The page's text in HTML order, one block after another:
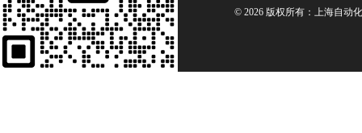
© 2026 版权所有：上海自动